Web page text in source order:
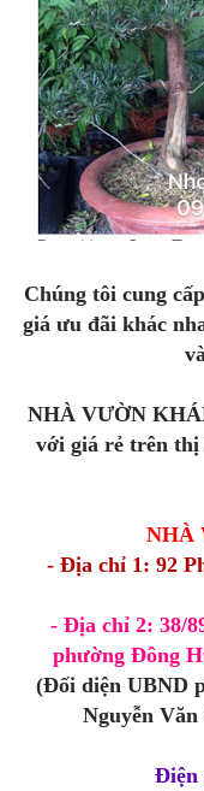
Chúng tôi cung
giá ưu đãi khác
NHÀ VƯỜN
với giá rẻ trên thị
NHÀ
- Địa chỉ 1: 92
- Địa chỉ 2: 38/
phường Đông
(Đối diện UBND
Nguyễn
Điện